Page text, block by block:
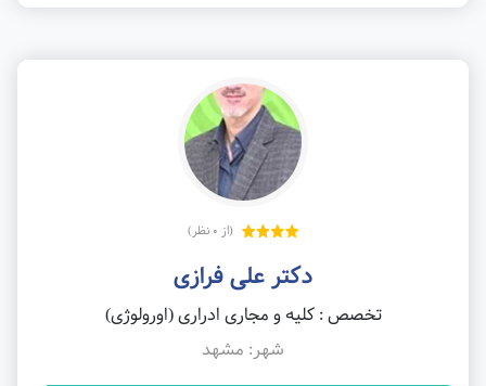
(از 0 نظر)
دکتر علی فرازی
تخصص : کلیه و مجاری ادراری (اورولوژی)
شهر: مشهد